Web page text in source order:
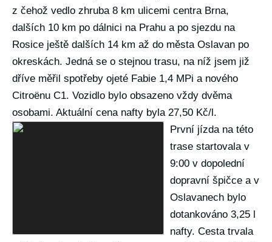
z čehož vedlo zhruba 8 km ulicemi centra Brna,
dalších 10 km po dálnici na Prahu a po sjezdu na
Rosice ještě dalších 14 km až do města Oslavan po
okreskách. Jedná se o stejnou trasu, na níž jsem již
dříve měřil spotřeby ojeté Fabie 1,4 MPi a nového
Citroënu C1. Vozidlo bylo obsazeno vždy dvěma
osobami. Aktuální cena nafty byla 27,50 Kč/l.
První jízda na této
trase startovala v
9:00 v dopolední
dopravní špičce a v
Oslavanech bylo
dotankováno 3,25 l
nafty. Cesta trvala